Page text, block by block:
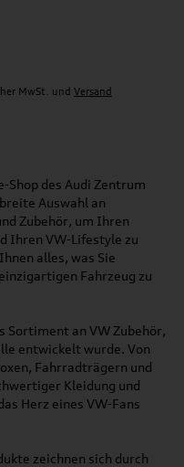
MwSt. und Versand
Shop des Audi Zentrum
Auswahl an
Zubehör, um Ihren
Ihren VW-Lifestyle zu
alles, was Sie
Fahrzeug zu
Sortiment an VW Zubehör,
entwickelt wurde. Von
Fahrradträgern und
Kleidung und
Herz eines VW-Fans
zeichnen sich durch